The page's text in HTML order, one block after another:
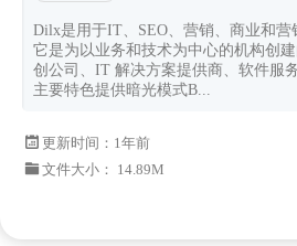
Dilx是用于IT、SEO、营销、商业和营
它是为以业务和技术为中心的机构创
创公司、IT 解决方案提供商、软件服
主要特色提供暗光模式B...
更新时间： 1年前
文件大小： 14.89M